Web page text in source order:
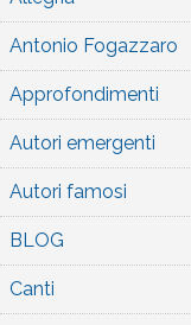
Antonio Fogazzaro
Approfondimenti
Autori emergenti
Autori famosi
BLOG
Canti